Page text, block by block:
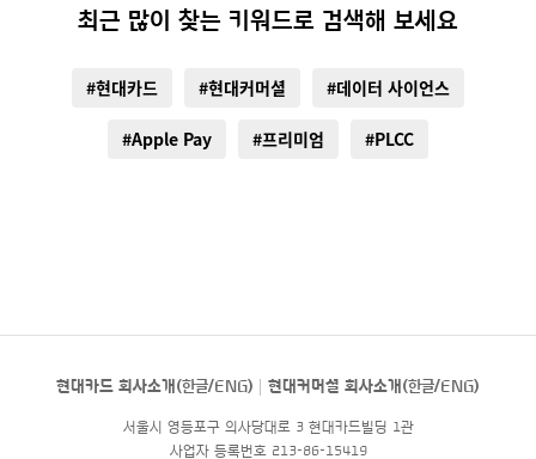
최근 많이 찾는 키워드로 검색해 보세요
#현대카드 #현대커머셜 #데이터 사이언스
#Apple Pay #프리미엄 #PLCC
현대카드 회사소개(한글/ENG) 현대커머셜 회사소개(한글/ENG)
서울시 영등포구 의사당대로 3 현대카드빌딩 1관
사업자 등록번호 213-86-15419